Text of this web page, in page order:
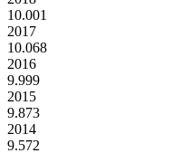
10.001
2017
10.068
2016
9.999
2015
9.873
2014
9.572